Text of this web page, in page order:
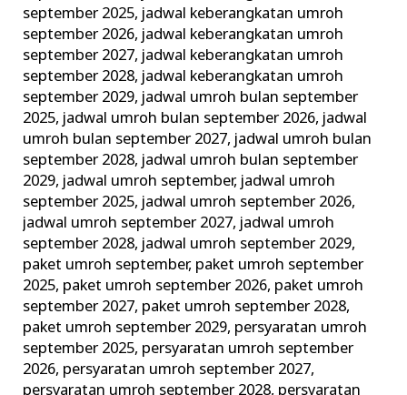
september 2025, jadwal keberangkatan umroh
september 2026, jadwal keberangkatan umroh
september 2027, jadwal keberangkatan umroh
september 2028, jadwal keberangkatan umroh
september 2029, jadwal umroh bulan september
2025, jadwal umroh bulan september 2026, jadwal
umroh bulan september 2027, jadwal umroh bulan
september 2028, jadwal umroh bulan september
2029, jadwal umroh september, jadwal umroh
september 2025, jadwal umroh september 2026,
jadwal umroh september 2027, jadwal umroh
september 2028, jadwal umroh september 2029,
paket umroh september, paket umroh september
2025, paket umroh september 2026, paket umroh
september 2027, paket umroh september 2028,
paket umroh september 2029, persyaratan umroh
september 2025, persyaratan umroh september
2026, persyaratan umroh september 2027,